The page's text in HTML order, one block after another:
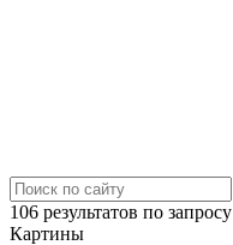
106 результатов по запросу
Картины